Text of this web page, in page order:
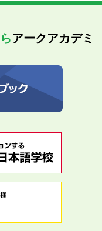
アークアカデミ